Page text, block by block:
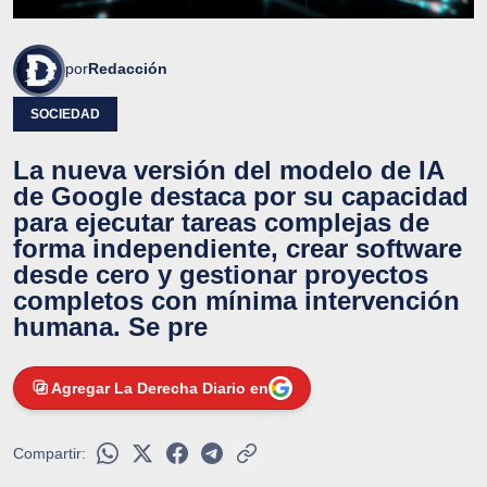
porRedacción
SOCIEDAD
La nueva versión del modelo de IA
de Google destaca por su capacidad
para ejecutar tareas complejas de
forma independiente, crear software
desde cero y gestionar proyectos
completos con mínima intervención
humana. Se pre
Agregar La Derecha Diario en
Compartir: